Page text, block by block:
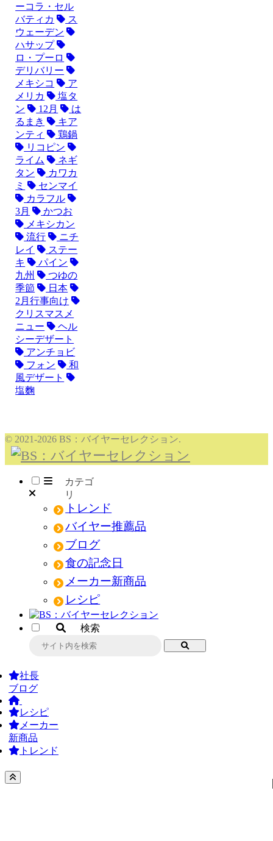
ーコラ・セル
バティカ
ス
ウェーデン
ハサップ
ロ・プーロ
デリバリー
メキシコ
ア
メリカ
塩タ
ン
12月
は
るまき
キア
ンティ
鶏鍋
リコピン
ライム
ネギ
タン
カワカ
ミ
センマイ
カラフル
3月
かつお
メキシカン
流行
ニチ
レイ
ステー
キ
パイン
九州
つゆの
季節
日本
2月行事向け
クリスマスメ
ニュー
ヘル
シーデザート
アンチョビ
フォン
和
風デザート
塩麴
© 2021-2026 BS：バイヤーセレクション.
メニュー
トレンド
バイヤー推薦品
ブログ
食の記念日
メーカー新商品
レシピ
検索
社長
ブログ
レシピ
メーカー
新商品
トレンド